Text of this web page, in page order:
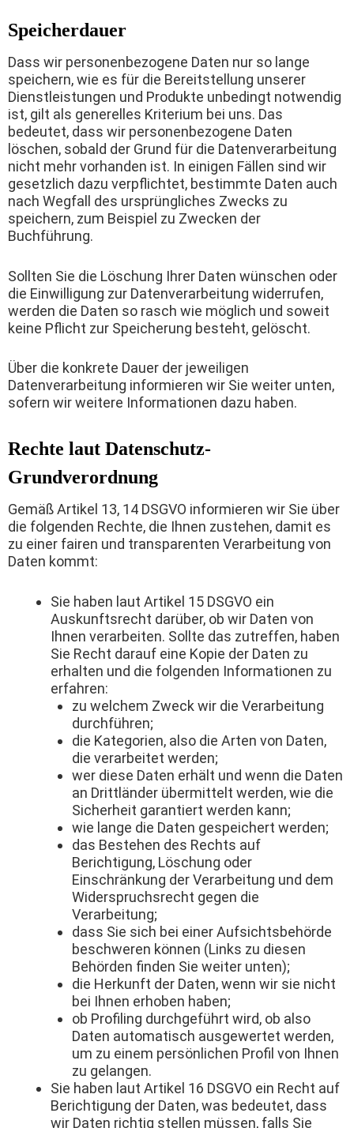
Speicherdauer
Dass wir personenbezogene Daten nur so lange
speichern, wie es für die Bereitstellung unserer
Dienstleistungen und Produkte unbedingt notwendig
ist, gilt als generelles Kriterium bei uns. Das
bedeutet, dass wir personenbezogene Daten
löschen, sobald der Grund für die Datenverarbeitung
nicht mehr vorhanden ist. In einigen Fällen sind wir
gesetzlich dazu verpflichtet, bestimmte Daten auch
nach Wegfall des ursprüngliches Zwecks zu
speichern, zum Beispiel zu Zwecken der
Buchführung.
Sollten Sie die Löschung Ihrer Daten wünschen oder
die Einwilligung zur Datenverarbeitung widerrufen,
werden die Daten so rasch wie möglich und soweit
keine Pflicht zur Speicherung besteht, gelöscht.
Über die konkrete Dauer der jeweiligen
Datenverarbeitung informieren wir Sie weiter unten,
sofern wir weitere Informationen dazu haben.
Rechte laut Datenschutz-
Grundverordnung
Gemäß Artikel 13, 14 DSGVO informieren wir Sie über
die folgenden Rechte, die Ihnen zustehen, damit es
zu einer fairen und transparenten Verarbeitung von
Daten kommt:
Sie haben laut Artikel 15 DSGVO ein
Auskunftsrecht darüber, ob wir Daten von
Ihnen verarbeiten. Sollte das zutreffen, haben
Sie Recht darauf eine Kopie der Daten zu
erhalten und die folgenden Informationen zu
erfahren:
zu welchem Zweck wir die Verarbeitung
durchführen;
die Kategorien, also die Arten von Daten,
die verarbeitet werden;
wer diese Daten erhält und wenn die Daten
an Drittländer übermittelt werden, wie die
Sicherheit garantiert werden kann;
wie lange die Daten gespeichert werden;
das Bestehen des Rechts auf
Berichtigung, Löschung oder
Einschränkung der Verarbeitung und dem
Widerspruchsrecht gegen die
Verarbeitung;
dass Sie sich bei einer Aufsichtsbehörde
beschweren können (Links zu diesen
Behörden finden Sie weiter unten);
die Herkunft der Daten, wenn wir sie nicht
bei Ihnen erhoben haben;
ob Profiling durchgeführt wird, ob also
Daten automatisch ausgewertet werden,
um zu einem persönlichen Profil von Ihnen
zu gelangen.
Sie haben laut Artikel 16 DSGVO ein Recht auf
Berichtigung der Daten, was bedeutet, dass
wir Daten richtig stellen müssen, falls Sie